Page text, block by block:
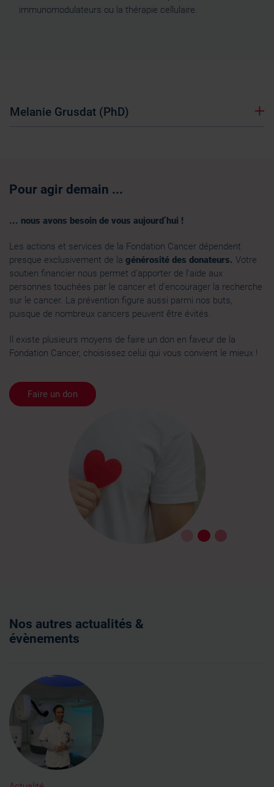
immunomodulateurs ou la thérapie cellulaire.
Melanie Grusdat (PhD)
Pour agir demain ...
... nous avons besoin de vous aujourd’hui !
Les actions et services de la Fondation Cancer dépendent
presque exclusivement de la générosité des donateurs. Votre
soutien financier nous permet d'apporter de l'aide aux
personnes touchées par le cancer et d'encourager la recherche
sur le cancer. La prévention figure aussi parmi nos buts,
puisque de nombreux cancers peuvent être évités.
Il existe plusieurs moyens de faire un don en faveur de la
Fondation Cancer, choisissez celui qui vous convient le mieux !
Faire un don
Nos autres actualités &
évènements